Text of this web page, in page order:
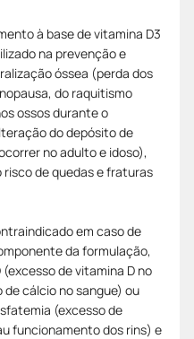
à base de vitamina D3
na prevenção e
óssea (perda dos
do raquitismo
ossos durante o
do depósito de
no adulto e idoso),
de quedas e fraturas
em caso de
da formulação,
de vitamina D no
cálcio no sangue) ou
(excesso de
funcionamento dos rins) e